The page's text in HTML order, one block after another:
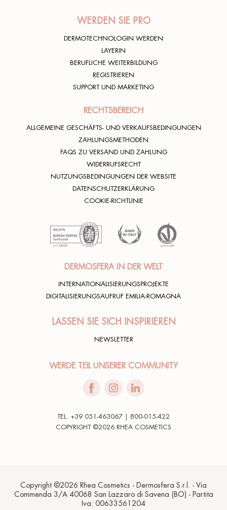
WERDEN SIE PRO
DERMOTECHNOLOGIN WERDEN
LAYERIN
BERUFLICHE WEITERBILDUNG
REGISTRIEREN
SUPPORT UND MARKETING
RECHTSBEREICH
ALLGEMEINE GESCHÄFTS- UND VERKAUFSBEDINGUNGEN
ZAHLUNGSMETHODEN
FAQS ZU VERSAND UND ZAHLUNG
WIDERRUFSRECHT
NUTZUNGSBEDINGUNGEN DER WEBSITE
DATENSCHUTZERKLÄRUNG
COOKIE-RICHTLINIE
DERMOSFERA IN DER WELT
INTERNATIONALISIERUNGSPROJEKTE
DIGITALISIERUNGSAUFRUF EMILIA-ROMAGNA
LASSEN SIE SICH INSPIRIEREN
NEWSLETTER
WERDE TEIL UNSERER COMMUNITY
TEL. +39 051-463067 | 800-015-422
COPYRIGHT ©2026 RHEA COSMETICS
Copyright ©2026 Rhea Cosmetics - Dermosfera S.r.l. - Via
Commenda 3/A 40068 San Lazzaro di Savena (BO) - Partita
Iva: 00633561204